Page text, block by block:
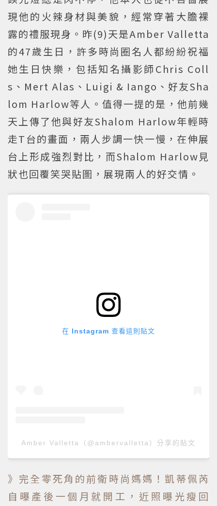
現他的火辣身材與美貌，經常穿著大膽裸
露的禮服現身。昨(9)天是Amber Valletta
的47歲生日，許多時尚圈名人都紛紛祝福
她生日快樂，包括知名攝影師Chris Coll
s、Mert Alas、Luigi & Iango、好友Sha
lom Harlow等人。值得一提的是，他前幾
天上傳了他與好友Shalom Harlow年輕時
走T台的畫面，兩人步調一快一慢，在伸展
台上形成強烈對比，而Shalom Harlow見
狀也回覆笑哭貼圖，展現兩人的好交情。
在 Instagram 查看這則貼文
Amber Valletta（@ambervalletta）分享的貼文
》完全零死角的前衛時尚媽媽！凱蒂佩芮
自曝產後一個月就開工，近照曝光瘦回